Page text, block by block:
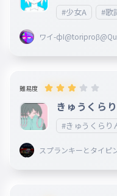
#少女A #歌
ワイ-
難易度
きゅうくら
#きゅうくらり
スプランキーとタイピ